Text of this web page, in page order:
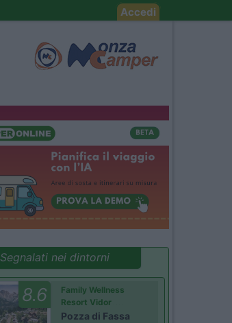
Accedi
Segnalati nei dintorni
8.6
Family Wellness
Resort Vidor
Pozza di Fassa